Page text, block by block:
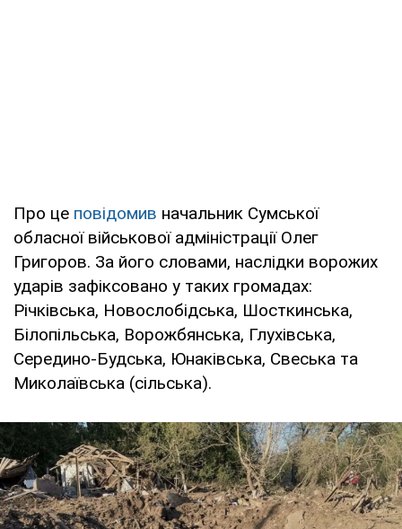
Про це повідомив начальник Сумської
обласної військової адміністрації Олег
Григоров. За його словами, наслідки ворожих
ударів зафіксовано у таких громадах:
Річківська, Новослобідська, Шосткинська,
Білопільська, Ворожбянська, Глухівська,
Середино-Будська, Юнаківська, Свеська та
Миколаївська (сільська).